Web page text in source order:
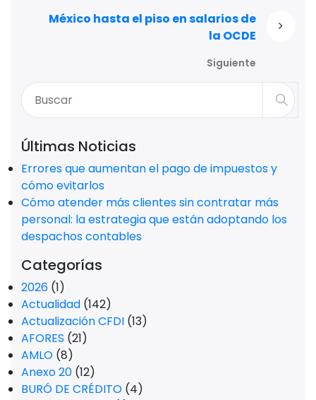
México hasta el piso en salarios de
la OCDE
Siguiente
Últimas Noticias
Errores que aumentan el pago de impuestos y
cómo evitarlos
Cómo atender más clientes sin contratar más
personal: la estrategia que están adoptando los
despachos contables
Categorías
2026 (1)
Actualidad (142)
Actualización CFDI (13)
AFORES (21)
AMLO (8)
Anexo 20 (12)
BURÓ DE CRÉDITO (4)